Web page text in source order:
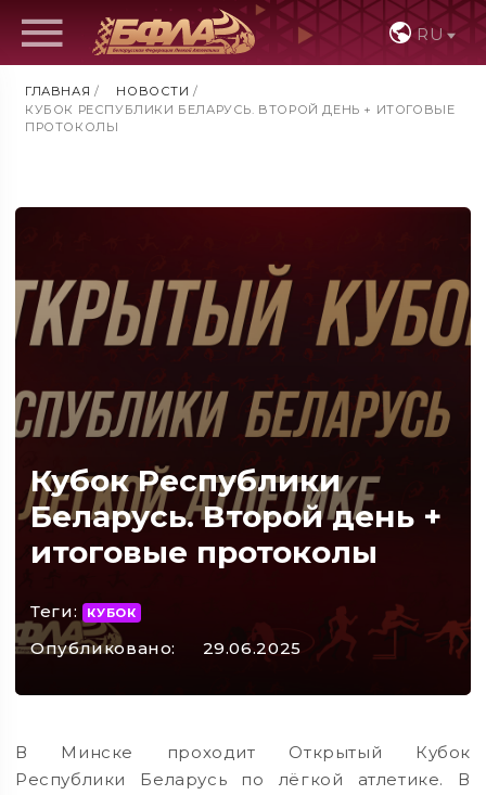
RU
ГЛАВНАЯ / НОВОСТИ /
КУБОК РЕСПУБЛИКИ БЕЛАРУСЬ. ВТОРОЙ ДЕНЬ + ИТОГОВЫЕ
ПРОТОКОЛЫ
Кубок Республики
Беларусь. Второй день +
итоговые протоколы
Теги: КУБОК
Опубликовано: 29.06.2025
В Минске проходит Открытый Кубок
Республики Беларусь по лёгкой атлетике. В